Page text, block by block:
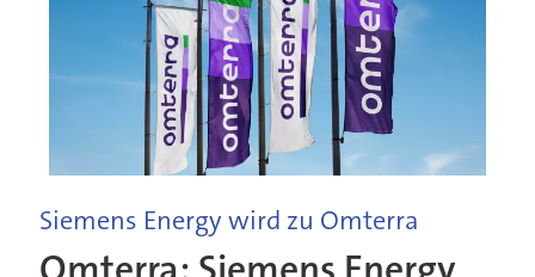
Siemens Energy wird zu Omterra